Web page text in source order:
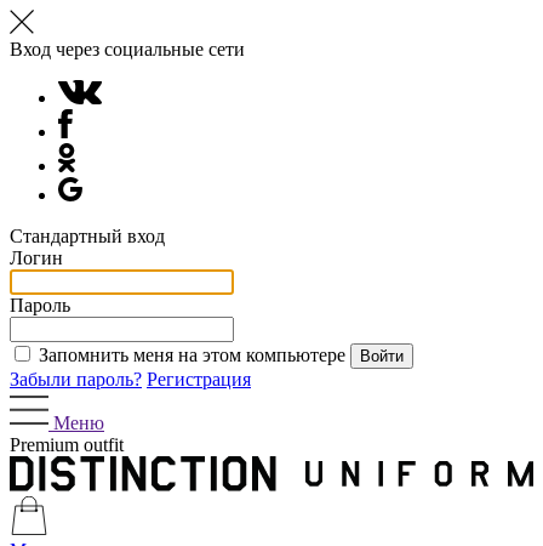
Вход через социальные сети
Стандартный вход
Логин
Пароль
Запомнить меня на этом компьютере
Забыли пароль? Регистрация
Меню
Premium outfit